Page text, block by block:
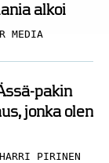
alkoi
MEDIA
pakin
jonka olen
HARRI PIRINEN